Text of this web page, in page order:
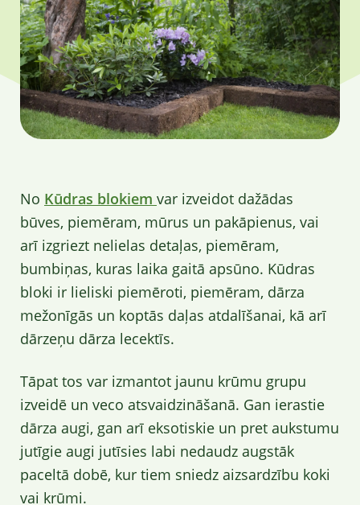
No Kūdras blokiem var izveidot dažādas
būves, piemēram, mūrus un pakāpienus, vai
arī izgriezt nelielas detaļas, piemēram,
bumbiņas, kuras laika gaitā apsūno. Kūdras
bloki ir lieliski piemēroti, piemēram, dārza
mežonīgās un koptās daļas atdalīšanai, kā arī
dārzeņu dārza lecektīs.
Tāpat tos var izmantot jaunu krūmu grupu
izveidē un veco atsvaidzināšanā. Gan ierastie
dārza augi, gan arī eksotiskie un pret aukstumu
jutīgie augi jutīsies labi nedaudz augstāk
paceltā dobē, kur tiem sniedz aizsardzību koki
vai krūmi.